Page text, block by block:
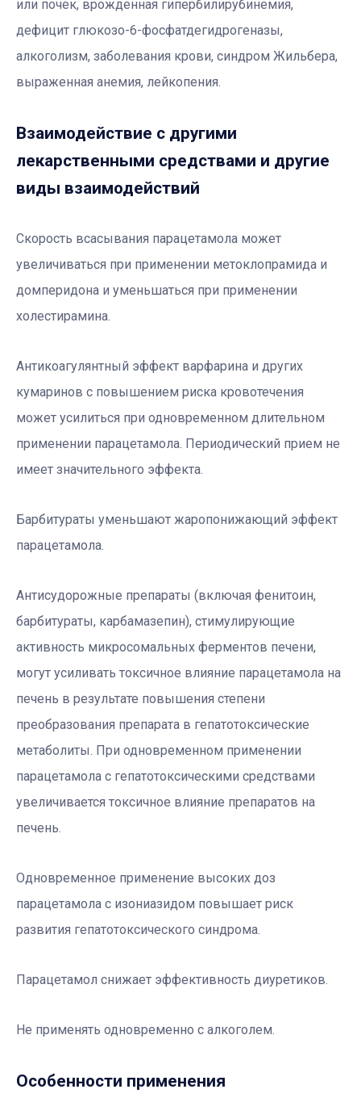
или почек, врожденная гипербилирубинемия,
дефицит глюкозо-6-фосфатдегидрогеназы,
алкоголизм, заболевания крови, синдром Жильбера,
выраженная анемия, лейкопения.
Взаимодействие с другими
лекарственными средствами и другие
виды взаимодействий
Скорость всасывания парацетамола может
увеличиваться при применении метоклопрамида и
домперидона и уменьшаться при применении
холестирамина.
Антикоагулянтный эффект варфарина и других
кумаринов с повышением риска кровотечения
может усилиться при одновременном длительном
применении парацетамола. Периодический прием не
имеет значительного эффекта.
Барбитураты уменьшают жаропонижающий эффект
парацетамола.
Антисудорожные препараты (включая фенитоин,
барбитураты, карбамазепин), стимулирующие
активность микросомальных ферментов печени,
могут усиливать токсичное влияние парацетамола на
печень в результате повышения степени
преобразования препарата в гепатотоксические
метаболиты. При одновременном применении
парацетамола с гепатотоксическими средствами
увеличивается токсичное влияние препаратов на
печень.
Одновременное применение высоких доз
парацетамола с изониазидом повышает риск
развития гепатотоксического синдрома.
Парацетамол снижает эффективность диуретиков.
Не применять одновременно с алкоголем.
Особенности применения